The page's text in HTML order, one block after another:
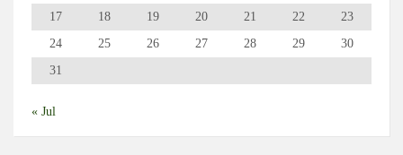
17
18 19 20 21 22
23
24
25 26 27 28 29
30
31
« Jul